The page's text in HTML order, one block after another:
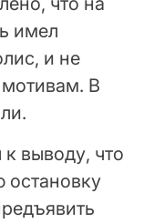
имел
и не
В
выводу, что
остановку